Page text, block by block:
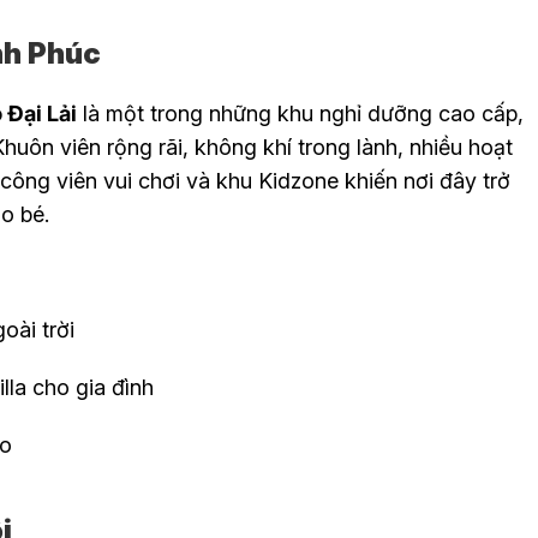
Phúc
Đại Lải là một trong những khu nghỉ dưỡng cao cấp,
viên rộng rãi, không khí trong lành, nhiều hoạt
viên vui chơi và khu Kidzone khiến nơi đây trở
bé.
trời
cho gia đình